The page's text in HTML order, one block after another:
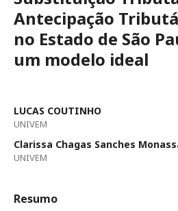
Antecipação
no Estado de São
um modelo ideal
LUCAS COUTINHO
UNIVEM
Clarissa Chagas Sanches
UNIVEM
Resumo